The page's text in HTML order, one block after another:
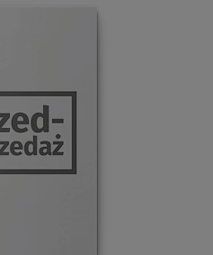
Kodeks
karnego.
Kodeks
w
Kodeks karny
99,00 zł